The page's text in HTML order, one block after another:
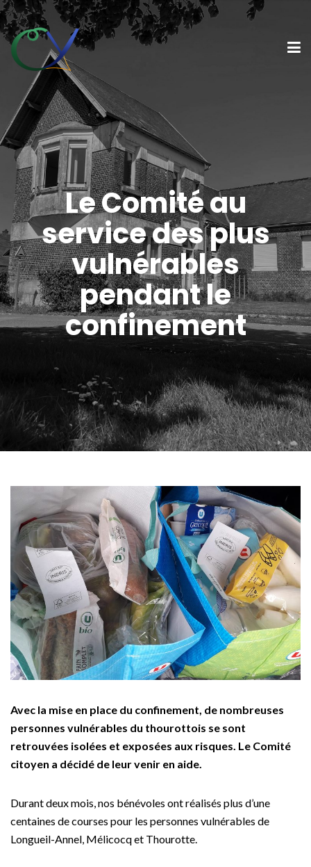
Le Comité au
service des plus
vulnérables
pendant le
confinement
Avec la mise en place du confinement, de nombreuses
personnes vulnérables du thourottois se sont
retrouvées isolées et exposées aux risques. Le Comité
citoyen a décidé de leur venir en aide.
Durant deux mois, nos bénévoles ont réalisés plus d’une
centaines de courses pour les personnes vulnérables de
Longueil-Annel, Mélicocq et Thourotte.